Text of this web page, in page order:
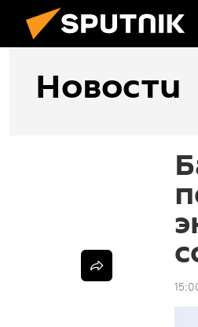
Новости